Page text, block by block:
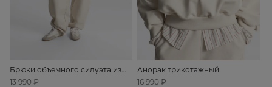
Брюки объемного силуэта из
футера
13 990 ₽
Анорак трикотажный
16 990 ₽